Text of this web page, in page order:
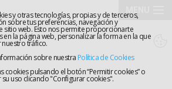
y otras tecnologías, propias y de terceros,
sobre tus preferencias, navegación y
sitio web. Esto nos permite proporcionarte
en la página web, personalizar la forma en la que
nuestro tráfico.
sobre nuestra Política de Cookies
cookies pulsando el botón “Permitir cookies” o
uso clicando "Configurar cookies".
Elkargoa